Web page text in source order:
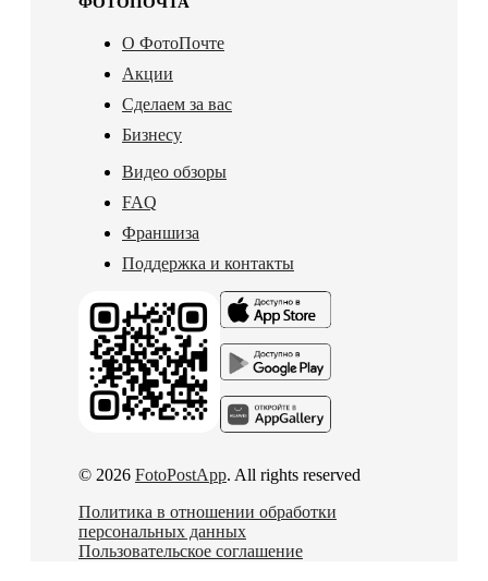
О ФотоПочте
Акции
Сделаем за вас
Бизнесу
Видео обзоры
FAQ
Франшиза
Поддержка и контакты
© 2026 FotoPostApp. All rights reserved
Политика в отношении обработки
персональных данных
Пользовательское соглашение